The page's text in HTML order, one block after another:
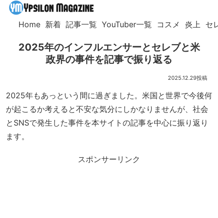
Home 新着 記事一覧 YouTuber一覧 コスメ 炎上 セ
2025年のインフルエンサーとセレブと米
政界の事件を記事で振り返る
2025.12.29
2025年もあっという間に過ぎました。米国と世界で今後何
が起こるか考えると不安な気分にしかなりませんが、社会
とSNSで発生した事件を本サイトの記事を中心に振り返り
ます。
スポンサーリンク